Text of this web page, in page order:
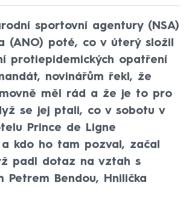
sportovní agentury (NSA)
(ANO) poté, co v úterý složil
protiepidemických opatření
novinářům řekl, že
měl rád a že je to pro
se jej ptali, co v sobotu v
Prince de Ligne
kdo ho tam pozval, začal
padl dotaz na vztah s
Petrem Bendou, Hnilička